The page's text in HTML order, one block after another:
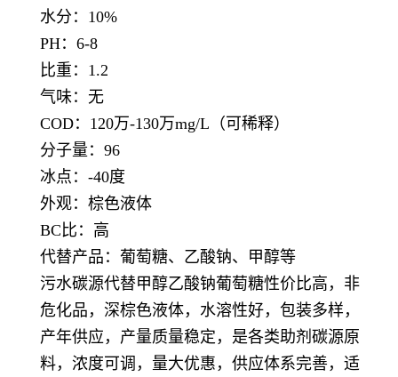
水分：10%
PH：6-8
比重：1.2
气味：无
COD：120万-130万mg/L（可稀释）
分子量：96
冰点：-40度
外观：棕色液体
BC比：高
代替产品：葡萄糖、乙酸钠、甲醇等
污水碳源代替甲醇乙酸钠葡萄糖性价比高，非
危化品，深棕色液体，水溶性好，包装多样，
产年供应，产量质量稳定， 是各类助剂碳源原
料，浓度可调，量大优惠，供应体系完善，适